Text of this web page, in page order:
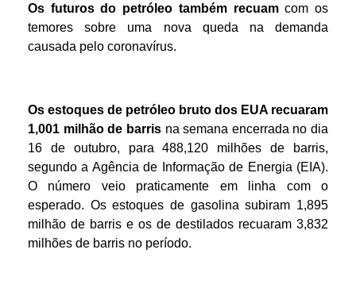
Os futuros do petróleo também recuamcom os
temores sobre uma nova queda na demanda
causada pelo coronavírus.
Os estoques de petróleo bruto dos EUA recuaram
1,001 milhão de barrisna semana encerrada no dia
16 de outubro, para 488,120 milhões de barris,
segundo a Agência de Informação de Energia (EIA).
O número veio praticamente em linha com o
esperado. Os estoques de gasolina subiram 1,895
milhão de barris e os de destilados recuaram 3,832
milhões de barris no período.